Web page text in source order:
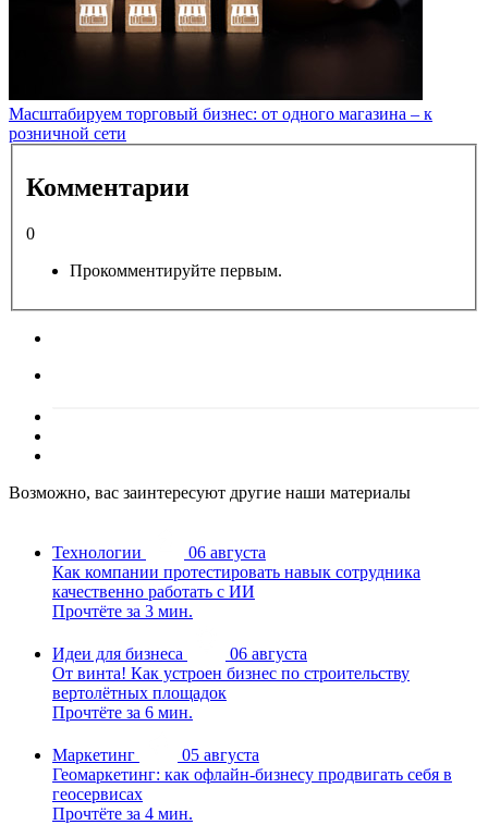
Масштабируем торговый бизнес: от одного магазина – к
розничной сети
Комментарии
0
Прокомментируйте первым.
Возможно, вас заинтересуют другие наши материалы
Технологии
06 августа
Как компании протестировать навык сотрудника
качественно работать с ИИ
Прочтёте за 3 мин.
Идеи для бизнеса
06 августа
От винта! Как устроен бизнес по строительству
вертолётных площадок
Прочтёте за 6 мин.
Маркетинг
05 августа
Геомаркетинг: как офлайн-бизнесу продвигать себя в
геосервисах
Прочтёте за 4 мин.